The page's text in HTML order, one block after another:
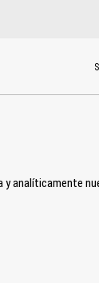
y analíticamente